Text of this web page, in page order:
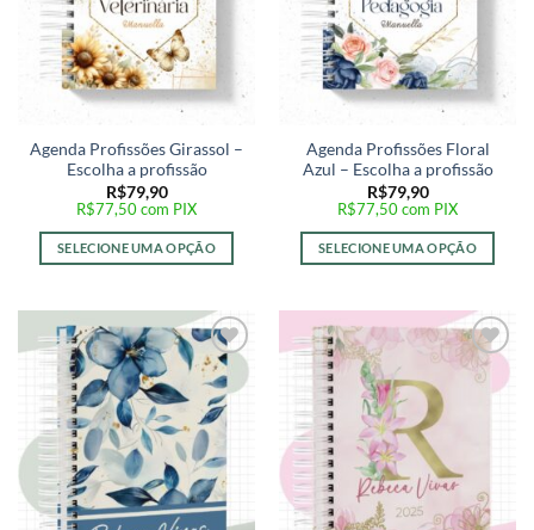
Agenda Profissões Girassol –
Escolha a profissão
R$79,90
R$77,50com PIX
SELECIONE UMA OPÇÃO
Agenda Profissões Floral
Azul – Escolha a profissão
R$79,90
R$77,50com PIX
SELECIONE UMA OPÇÃO
Adicionar
a lista de
desejos
Adicionar
a lista de